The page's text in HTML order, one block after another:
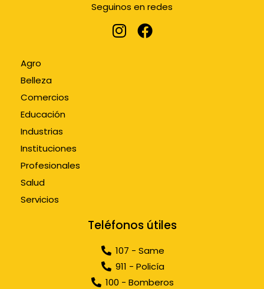
Seguinos en redes
Agro
Belleza
Comercios
Educación
Industrias
Instituciones
Profesionales
Salud
Servicios
Teléfonos útiles
107 - Same
911 - Policía
100 - Bomberos